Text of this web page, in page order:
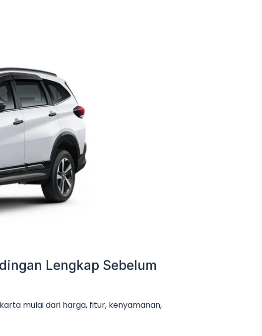
Lengkap Sebelum
mulai dari harga, fitur, kenyamanan,